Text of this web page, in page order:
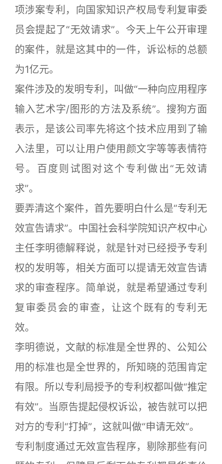
项涉案专利，向国家知识产权局专利复审委
员会提起了“无效请求”。今天上午公开审理
的案件，就是这其中的一件，诉讼标的总额
为1亿元。
案件涉及的发明专利，叫做“一种向应用程序
输入艺术字/图形的方法及系统”。搜狗方面
表示，是该公司率先将这个技术应用到了输
入法里，可以让用户使用颜文字等等表情符
号。百度则试图对这个专利做出“无效请
求”。
要弄清这个案件，首先要明白什么是“专利无
效宣告请求”。中国社会科学院知识产权中心
主任李明德解释说，就是针对已经授予专利
权的发明等，相关方面可以提请无效宣告请
求的审查程序。简单说，就是希望通过专利
复审委员会的审查，让这个既有的专利无
效。
李明德说，文献的标准是全世界的、公知公
用的标准也是全世界的，所知晓的范围肯定
有限。所以专利局授予的专利权都叫做“推定
有效”。当原告提起侵权诉讼，被告就可以把
对方的专利“打掉”，这就叫做“申请无效”。
专利制度通过无效宣告程序，剔除那些有问